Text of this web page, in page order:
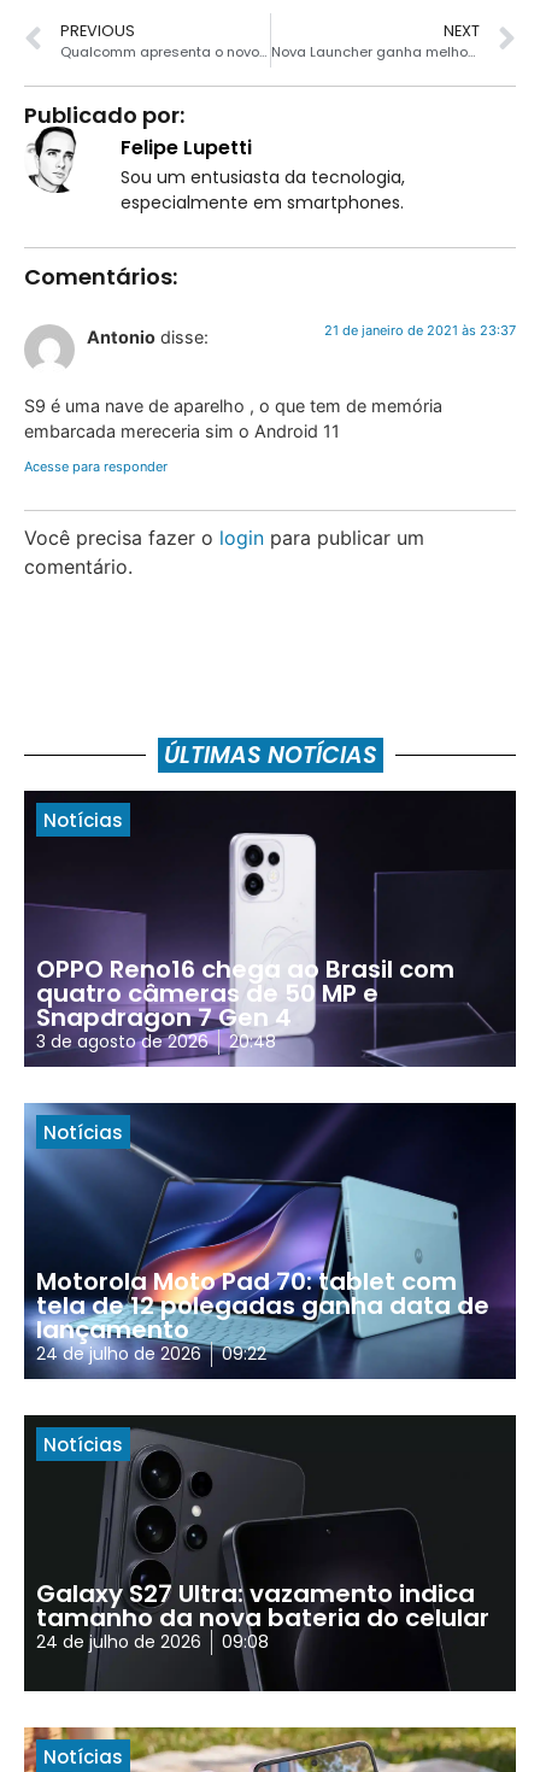
PREVIOUS
Qualcomm apresenta o novo Snapdragon 480 para smartphones de entrada
NEXT
Nova Launcher ganha melhorias em nova versão
Publicado por:
Felipe Lupetti
Sou um entusiasta da tecnologia,
especialmente em smartphones.
Comentários:
Antonio disse: 21 de janeiro de 2021 às 23:37
S9 é uma nave de aparelho , o que tem de memória
embarcada mereceria sim o Android 11
Acesse para responder
Você precisa fazer o login para publicar um
comentário.
ÚLTIMAS NOTÍCIAS
Notícias
OPPO Reno16 chega ao Brasil com
quatro câmeras de 50 MP e
Snapdragon 7 Gen 4
3 de agosto de 2026 20:48
Notícias
Motorola Moto Pad 70: tablet com
tela de 12 polegadas ganha data de
lançamento
24 de julho de 2026 09:22
Notícias
Galaxy S27 Ultra: vazamento indica
tamanho da nova bateria do celular
24 de julho de 2026 09:08
Notícias